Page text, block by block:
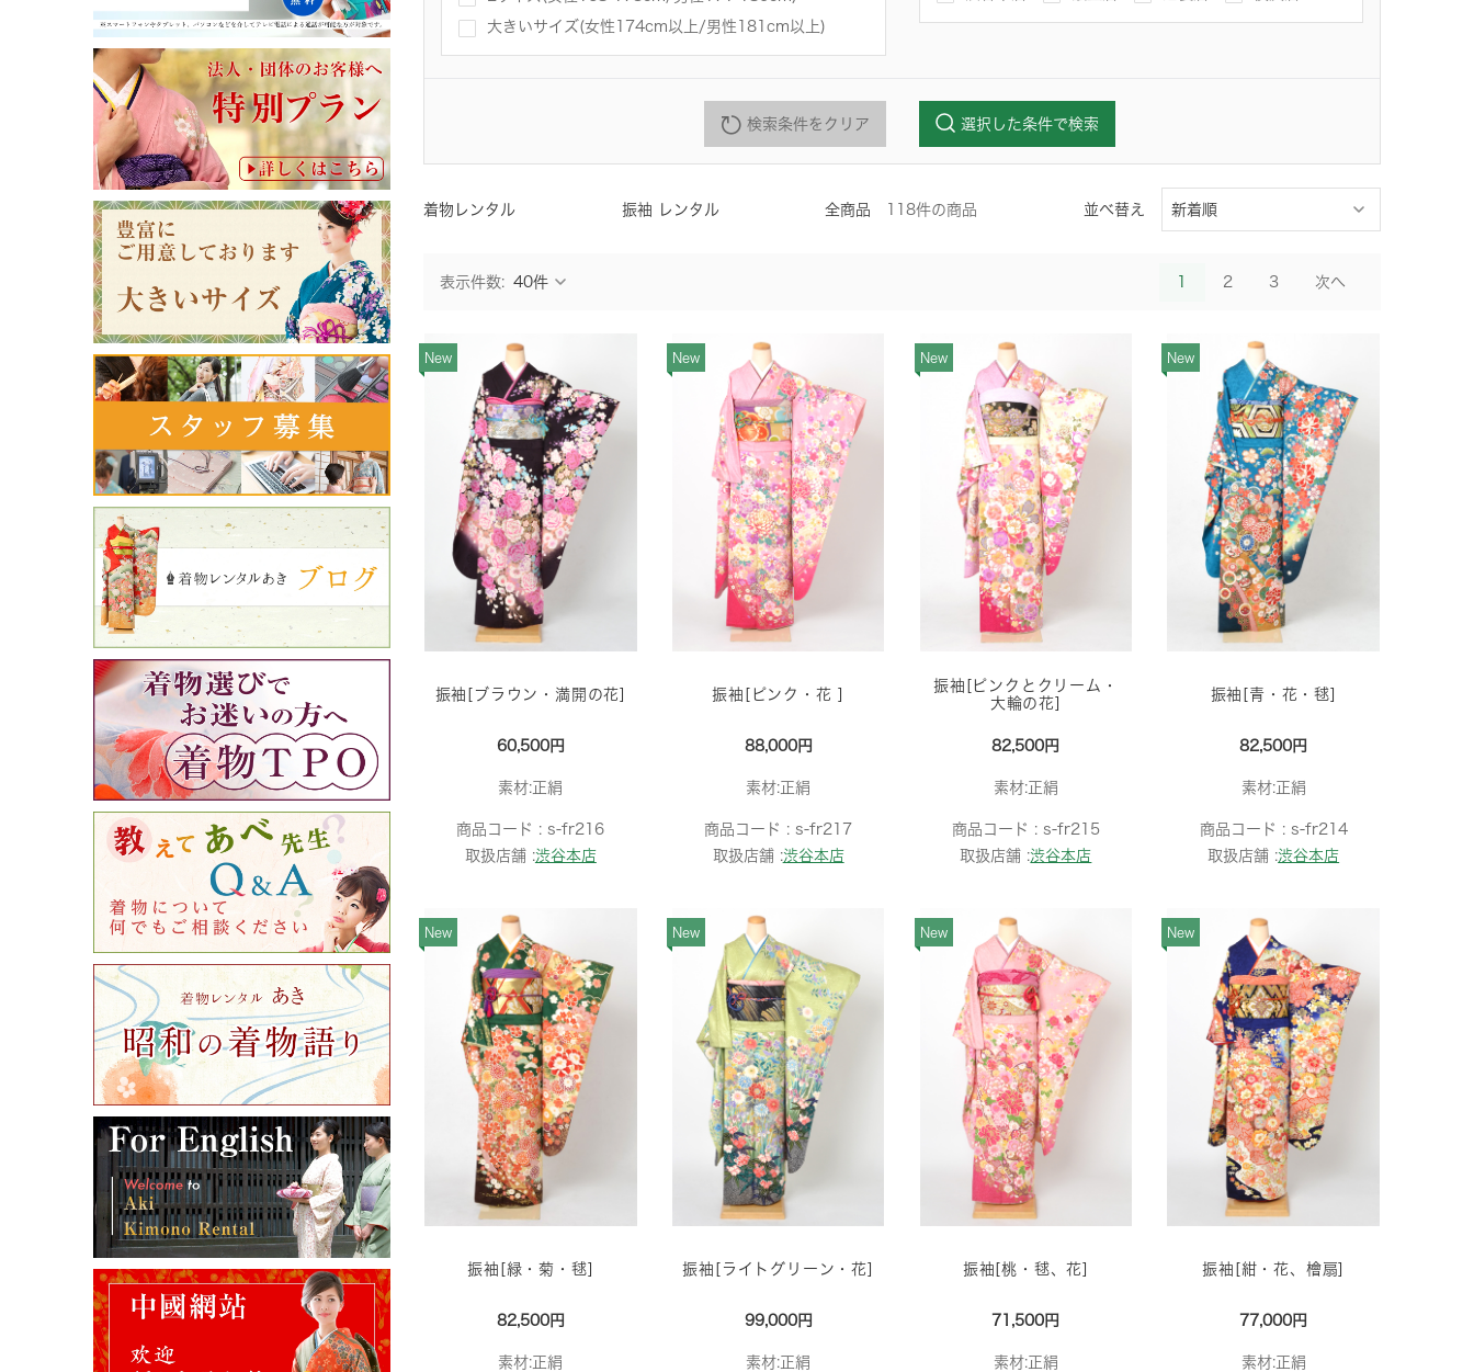
大きいサイズ(女性174cm以上/男性181cm以上)
検索条件をクリア 選択した条件で検索
着物レンタル 振袖 レンタル 全商品 118件の商品 並べ替え
表示件数: 1 2 3 次へ
New
振袖[ブラウン・満開の花]
60,500円
素材:正絹
商品コード :s-fr216
取扱店舗 :渋谷本店
New
振袖[ピンク・花 ]
88,000円
素材:正絹
商品コード :s-fr217
取扱店舗 :渋谷本店
New
振袖[ピンクとクリーム・
大輪の花]
82,500円
素材:正絹
商品コード : s-fr215
取扱店舗 :渋谷本店
New
振袖[青・花・毬]
82,500円
素材:正絹
商品コード : s-fr214
取扱店舗 :渋谷本店
New
振袖[緑・菊・毬]
82,500円
素材:正絹
New
振袖[ライトグリーン・花]
99,000円
素材:正絹
New
振袖[桃・毬、花]
71,500円
素材:正絹
New
振袖[紺・花、檜扇]
77,000円
素材:正絹